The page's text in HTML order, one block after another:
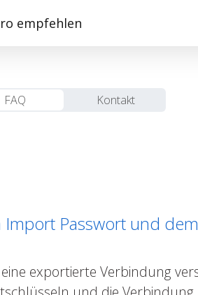
empfehlen
FAQ Kontakt
Passwort und
exportierte Verbindung